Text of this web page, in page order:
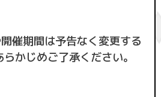
催期間は予告なく変更する
かじめご了承ください。